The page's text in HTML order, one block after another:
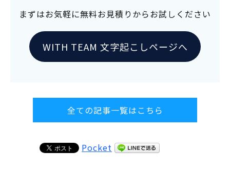
まずはお気軽に無料お見積りからお試しください
WITH TEAM 文字起こしページへ
全ての記事一覧はこちら
Pocket